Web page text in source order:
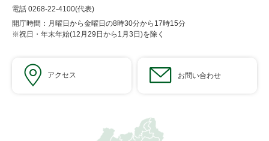
電話 0268-22-4100(代表)
開庁時間：月曜日から金曜日の8時30分から17時15分
※祝日・年末年始(12月29日から1月3日)を除く
アクセス お問い合わせ